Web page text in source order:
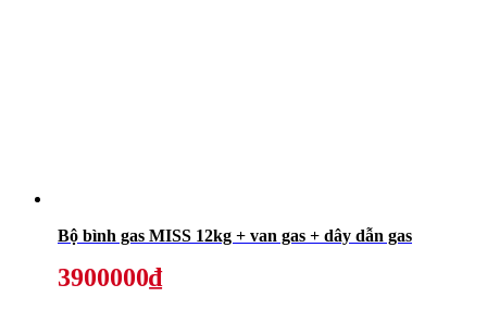
Bộ bình gas MISS 12kg + van gas + dây dẫn gas
3900000₫